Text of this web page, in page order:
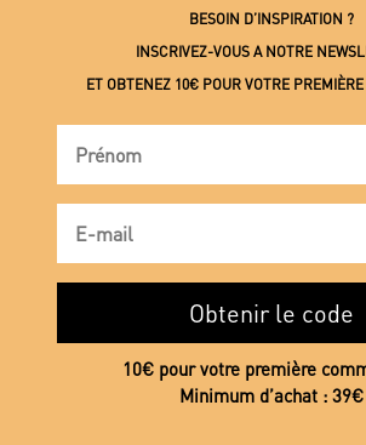
BESOIN D’INSPIRATION ?
INSCRIVEZ-VOUS A NOTRE
ET OBTENEZ 10€ POUR VOTRE
Obtenir le code
10€ pour votre première
Minimum d’achat : 39€